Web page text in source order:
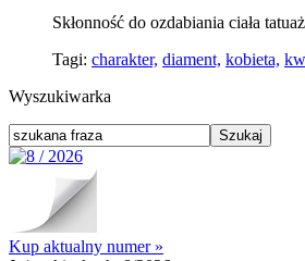
Skłonność do ozdabiania ciała
Tagi: charakter, diament, kobieta,
Wyszukiwarka
Kup aktualny numer »